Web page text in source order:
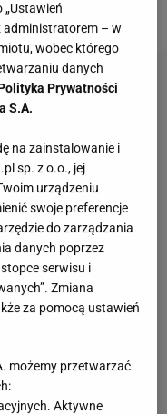
„Ustawień
administratorem – w
wobec którego
danych
Prywatności
S.A.
na zainstalowanie i
sp. z o.o., jej
urządzeniu
swoje preferencje
do zarządzania
danych poprzez
serwisu i
Zmiana
za pomocą ustawień
możemy przetwarzać
Aktywne